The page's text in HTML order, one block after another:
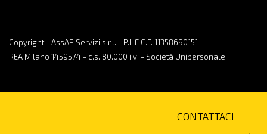
Copyright - AssAP Servizi s.r.l. - P.I. E C.F. 11358690151
REA Milano 1459574 - c.s. 80.000 i.v. - Società Unipersonale
CONTATTACI